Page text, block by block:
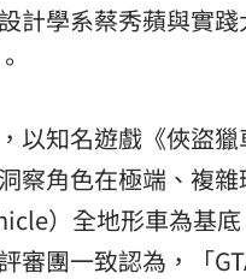
計學系蔡秀蘋與實
以知名遊戲《俠盜
察角色在極端、複
）全地形車為基
審團一致認為，「